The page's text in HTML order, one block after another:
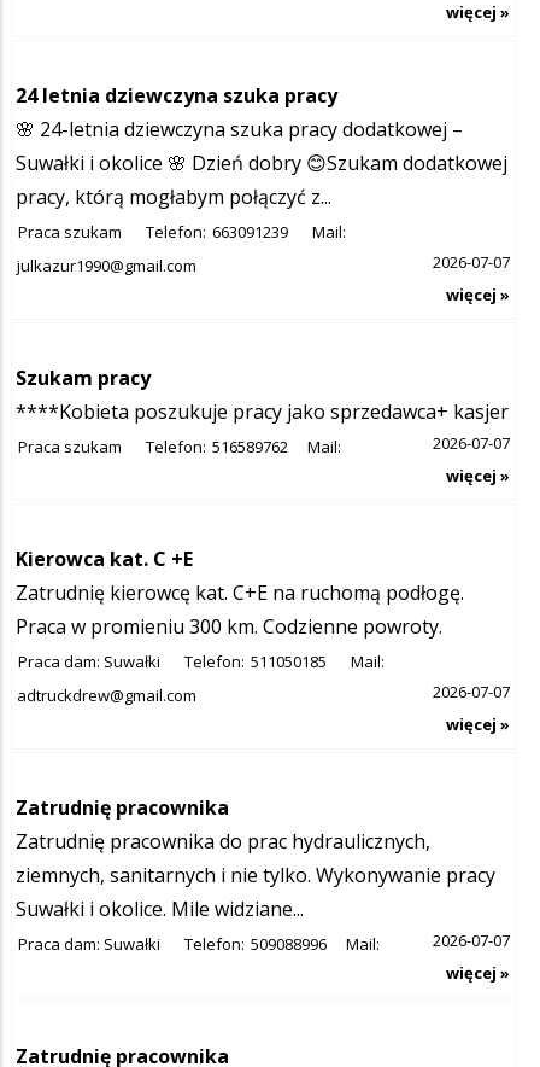
więcej »
24 letnia dziewczyna szuka pracy
🌸 24-letnia dziewczyna szuka pracy dodatkowej –
Suwałki i okolice 🌸 Dzień dobry 😊Szukam dodatkowej
pracy, którą mogłabym połączyć z...
Praca szukam Telefon: 663091239
Mail:
julkazur1990@gmail.com
2026-07-07
więcej »
Szukam pracy
****Kobieta poszukuje pracy jako sprzedawca+ kasjer
Praca szukam Telefon: 516589762 Mail:
2026-07-07
więcej »
Kierowca kat. C +E
Zatrudnię kierowcę kat. C+E na ruchomą podłogę.
Praca w promieniu 300 km. Codzienne powroty.
Praca dam: Suwałki Telefon: 511050185
Mail:
adtruckdrew@gmail.com
2026-07-07
więcej »
Zatrudnię pracownika
Zatrudnię pracownika do prac hydraulicznych,
ziemnych, sanitarnych i nie tylko. Wykonywanie pracy
Suwałki i okolice. Mile widziane...
Praca dam: Suwałki Telefon: 509088996 Mail:
2026-07-07
więcej »
Zatrudnię pracownika